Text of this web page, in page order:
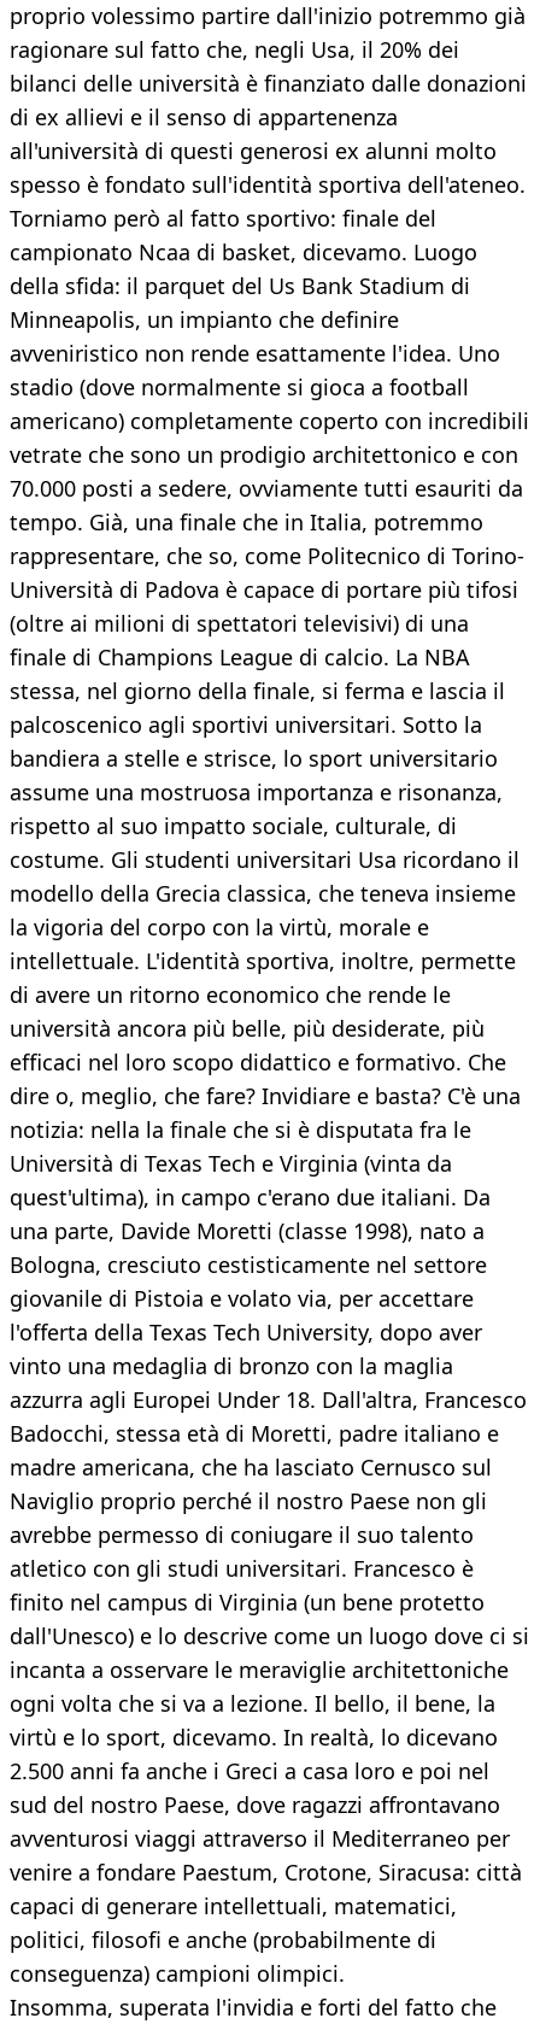
proprio volessimo partire dall'inizio potremmo già
ragionare sul fatto che, negli Usa, il 20% dei
bilanci delle università è finanziato dalle donazioni
di ex allievi e il senso di appartenenza
all'università di questi generosi ex alunni molto
spesso è fondato sull'identità sportiva dell'ateneo.
Torniamo però al fatto sportivo: finale del
campionato Ncaa di basket, dicevamo. Luogo
della sfida: il parquet del Us Bank Stadium di
Minneapolis, un impianto che definire
avveniristico non rende esattamente l'idea. Uno
stadio (dove normalmente si gioca a football
americano) completamente coperto con incredibili
vetrate che sono un prodigio architettonico e con
70.000 posti a sedere, ovviamente tutti esauriti da
tempo. Già, una finale che in Italia, potremmo
rappresentare, che so, come Politecnico di Torino-
Università di Padova è capace di portare più tifosi
(oltre ai milioni di spettatori televisivi) di una
finale di Champions League di calcio. La NBA
stessa, nel giorno della finale, si ferma e lascia il
palcoscenico agli sportivi universitari. Sotto la
bandiera a stelle e strisce, lo sport universitario
assume una mostruosa importanza e risonanza,
rispetto al suo impatto sociale, culturale, di
costume. Gli studenti universitari Usa ricordano il
modello della Grecia classica, che teneva insieme
la vigoria del corpo con la virtù, morale e
intellettuale. L'identità sportiva, inoltre, permette
di avere un ritorno economico che rende le
università ancora più belle, più desiderate, più
efficaci nel loro scopo didattico e formativo. Che
dire o, meglio, che fare? Invidiare e basta? C'è una
notizia: nella la finale che si è disputata fra le
Università di Texas Tech e Virginia (vinta da
quest'ultima), in campo c'erano due italiani. Da
una parte, Davide Moretti (classe 1998), nato a
Bologna, cresciuto cestisticamente nel settore
giovanile di Pistoia e volato via, per accettare
l'offerta della Texas Tech University, dopo aver
vinto una medaglia di bronzo con la maglia
azzurra agli Europei Under 18. Dall'altra, Francesco
Badocchi, stessa età di Moretti, padre italiano e
madre americana, che ha lasciato Cernusco sul
Naviglio proprio perché il nostro Paese non gli
avrebbe permesso di coniugare il suo talento
atletico con gli studi universitari. Francesco è
finito nel campus di Virginia (un bene protetto
dall'Unesco) e lo descrive come un luogo dove ci si
incanta a osservare le meraviglie architettoniche
ogni volta che si va a lezione. Il bello, il bene, la
virtù e lo sport, dicevamo. In realtà, lo dicevano
2.500 anni fa anche i Greci a casa loro e poi nel
sud del nostro Paese, dove ragazzi affrontavano
avventurosi viaggi attraverso il Mediterraneo per
venire a fondare Paestum, Crotone, Siracusa: città
capaci di generare intellettuali, matematici,
politici, filosofi e anche (probabilmente di
conseguenza) campioni olimpici.
Insomma, superata l'invidia e forti del fatto che